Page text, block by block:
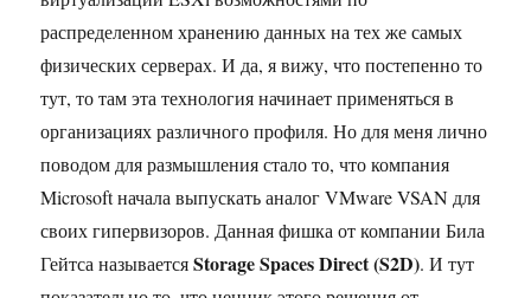
распределенном хранению данных на тех же самых
физических серверах. И да, я вижу, что постепенно то
тут, то там эта технология начинает применяться в
организациях различного профиля. Но для меня лично
поводом для размышления стало то, что компания
Microsoft начала выпускать аналог VMware VSAN для
своих гипервизоров. Данная фишка от компании Била
Гейтса называетсяStorage Spaces Direct (S2D). И тут